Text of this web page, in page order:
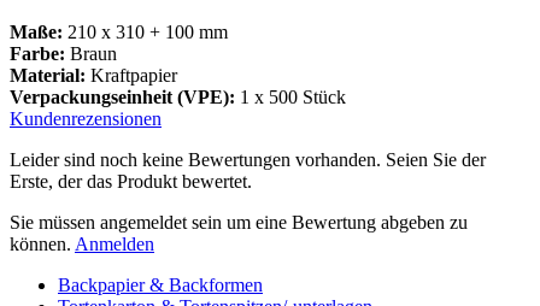
Maße: 210 x 310 + 100 mm
Farbe: Braun
Material: Kraftpapier
Verpackungseinheit (VPE): 1 x 500 Stück
Kundenrezensionen
Leider sind noch keine Bewertungen vorhanden. Seien Sie der
Erste, der das Produkt bewertet.
Sie müssen angemeldet sein um eine Bewertung abgeben zu
können. Anmelden
Backpapier & Backformen